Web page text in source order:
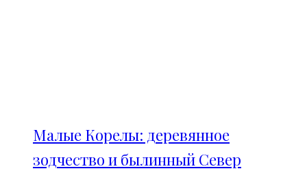
Малые Корелы: деревянное
зодчество и былинный Север